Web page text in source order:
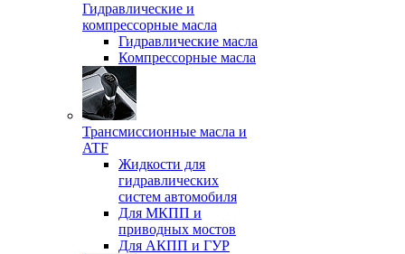
Гидравлические и
компрессорные масла
Гидравлические масла
Компрессорные масла
Трансмиссионные масла и
ATF
Жидкости для
гидравлических
систем автомобиля
Для МКПП и
приводных мостов
Для АКПП и ГУР